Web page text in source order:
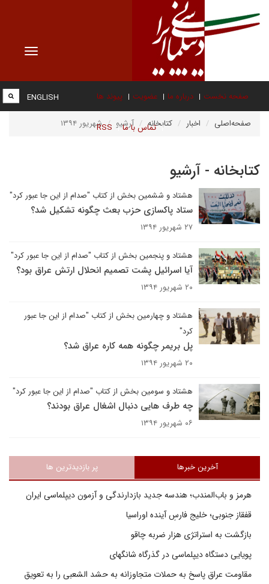
Toggle
صفحه نخست درباره ما عضویت پیوند ها
تماس با ما RSS
ENGLISH
صفحه‌اصلی اخبار کتابخانه آرشیو شهریور ۱۳۹۴
کتابخانه - آرشیو
هشتاد و ششمین بخش از کتاب "صدام از این جا عبور کرد"
ستاد پاکسازی حزب بعث چگونه تشکیل شد؟
۲۷ شهریور ۱۳۹۴
هشتاد و پنجمین بخش از کتاب "صدام از این جا عبور کرد"
آیا اسرائیل پشت تصمیم انحلال ارتش عراق بود؟
۲۰ شهریور ۱۳۹۴
هشتاد و چهارمین بخش از کتاب "صدام از این جا عبور
کرد"
پل بریمر چگونه همه کاره عراق شد؟
۲۰ شهریور ۱۳۹۴
هشتاد و سومین بخش از کتاب "صدام از این جا عبور کرد"
چه طرف هایی دنبال اشغال عراق بودند؟
۰۶ شهریور ۱۳۹۴
آخرین خبرها پر بازدیدترین ها
هرمز و باب‌المندب؛ هندسه جدید بازدارندگی و آزمون دیپلماسی ایران
قفقاز جنوبی؛ خلیج فارسِ آینده اوراسیا
بازگشت به استراتژی هزار ضربه چاقو
پویایی دستگاه دیپلماسی در گذرگاه شانگهای
مقاومت عراق پاسخ به حملات متجاوزانه به حشد الشعبی را به تعویق